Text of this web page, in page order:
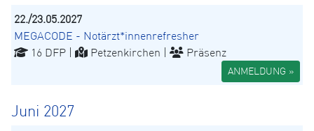
22./23.05.2027
MEGACODE - Notärzt*innenrefresher
16 DFP |
Petzenkirchen | Präsenz
ANMELDUNG »
Juni 2027